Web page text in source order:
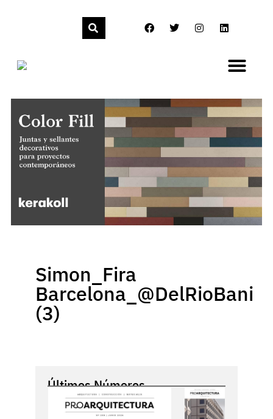
Simon_Fira
Barcelona_@DelRioBani
(3)
Últimos Números